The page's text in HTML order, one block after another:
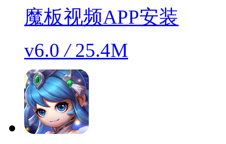
魔板视频APP安装
v6.0/25.4M